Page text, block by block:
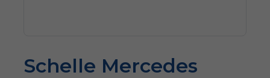
Schelle Mercedes